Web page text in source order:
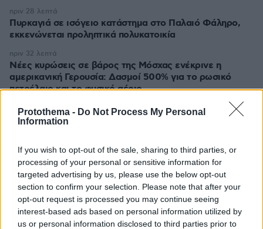
Protothema - Do Not Process My Personal
Information
If you wish to opt-out of the sale, sharing to third parties, or
processing of your personal or sensitive information for
targeted advertising by us, please use the below opt-out
section to confirm your selection. Please note that after your
opt-out request is processed you may continue seeing
interest-based ads based on personal information utilized by
us or personal information disclosed to third parties prior to
Πυρκαγιά σε ισόγειο κατάστημα στο Παλαιό Φάληρο,
εκκενώνεται προληπτικά πολυκατοικία
πριν 28 λεπτά
Νέες κυρώσεις σε βάρος της Μόσχας ενέκρινε η
αμερικανική Γερουσία: Δασμοί 500% για το ρωσικό
πετρέλαιο και το φυσικό αέριο
πριν 32 λεπτά
Τι γεύση έχει η Σίφνος;
πριν 34 λεπτά
Αναστάτωση στο Νοσοκομείο Πύργου, φίδι
εμφανίστηκε στα Επείγοντα, δείτε φωτογραφίες
Συγκίνηση στο Πόρτο Γερμενό: Σκύλος γύρισε σοβαρά
τραυματισμένος στο σπίτι που τον φρόντιζαν μία
εβδομάδα μετά τη φωτιά
πριν 36 λεπτά